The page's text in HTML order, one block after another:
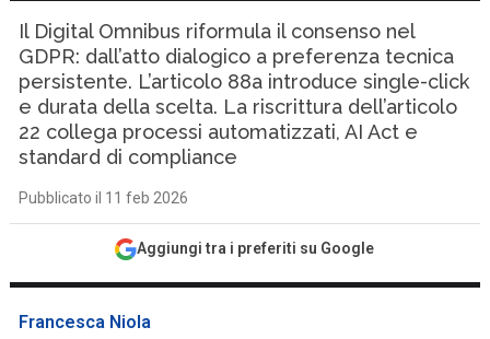
Il Digital Omnibus riformula il consenso nel
GDPR: dall’atto dialogico a preferenza tecnica
persistente. L’articolo 88a introduce single-click
e durata della scelta. La riscrittura dell’articolo
22 collega processi automatizzati, AI Act e
standard di compliance
Pubblicato il 11 feb 2026
Aggiungi tra i preferiti su Google
Francesca Niola